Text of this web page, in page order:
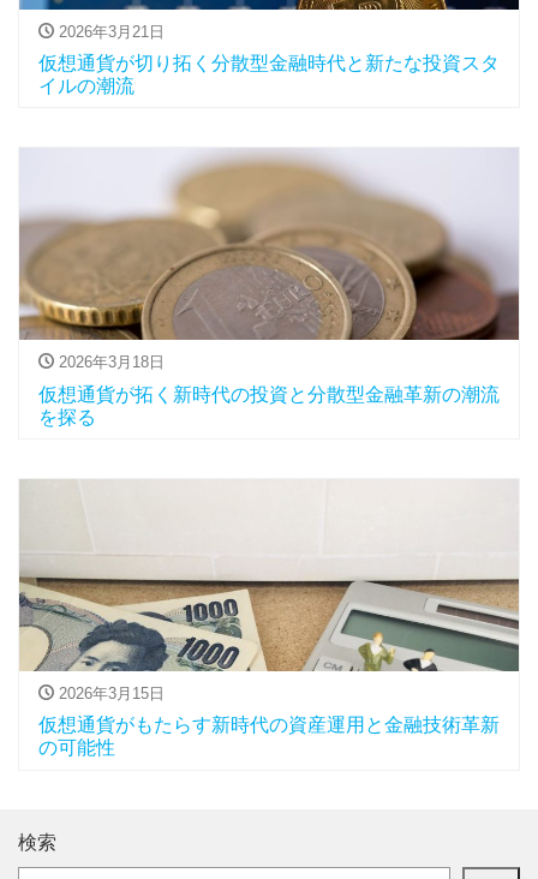
2026年3月21日
仮想通貨が切り拓く分散型金融時代と新たな投資スタ
イルの潮流
2026年3月18日
仮想通貨が拓く新時代の投資と分散型金融革新の潮流
を探る
2026年3月15日
仮想通貨がもたらす新時代の資産運用と金融技術革新
の可能性
検索